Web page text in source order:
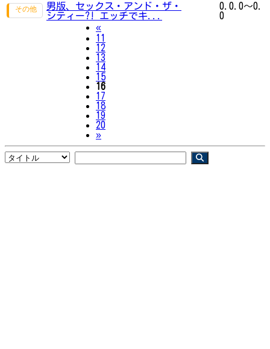
男版、セックス・アンド・ザ・
シティー?! エッチでキ...
0.0.0～0.
0
«Previous
11
12
13
14
15
16
17
18
19
20
»Next